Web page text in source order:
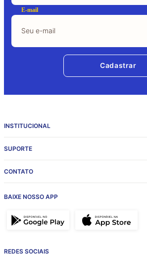
E-mail
Cadastrar
INSTITUCIONAL
SUPORTE
CONTATO
BAIXE NOSSO APP
REDES SOCIAIS